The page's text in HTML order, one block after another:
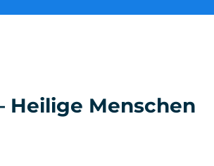
Heilige Menschen